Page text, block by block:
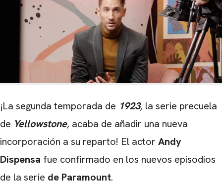
¡La segunda temporada de 1923, la serie precuela
de Yellowstone, acaba de añadir una nueva
incorporación a su reparto! El actor Andy
Dispensa fue confirmado en los nuevos episodios
de la serie de Paramount.